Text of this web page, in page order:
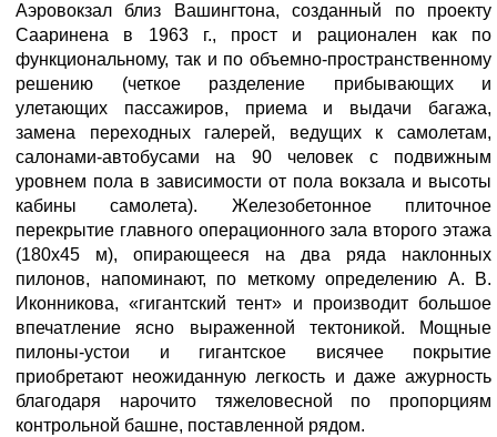
Аэровокзал близ Вашингтона, созданный по проекту
Сааринена в 1963 г., прост и рационален как по
функциональному, так и по объемно-пространственному
решению (четкое разделение прибывающих и
улетающих пассажиров, приема и выдачи багажа,
замена переходных галерей, ведущих к самолетам,
салонами-автобусами на 90 человек с подвижным
уровнем пола в зависимости от пола вокзала и высоты
кабины самолета). Железобетонное плиточное
перекрытие главного операционного зала второго этажа
(180х45 м), опирающееся на два ряда наклонных
пилонов, напоминают, по меткому определению А. В.
Иконникова, «гигантский тент» и производит большое
впечатление ясно выраженной тектоникой. Мощные
пилоны-устои и гигантское висячее покрытие
приобретают неожиданную легкость и даже ажурность
благодаря нарочито тяжеловесной по пропорциям
контрольной башне, поставленной рядом.